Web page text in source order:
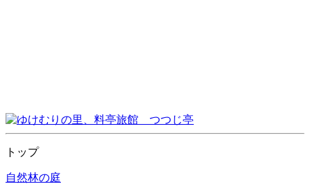
トップ
自然林の庭